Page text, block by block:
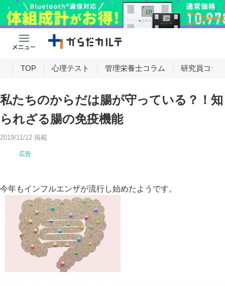
TOP 心理テスト 管理栄養士コラム 研究員コラ
私たちのからだは腸が守っている？！知
られざる腸の免疫機能
2019/11/12 掲載
今年もインフルエンザが流行し始めたようです。